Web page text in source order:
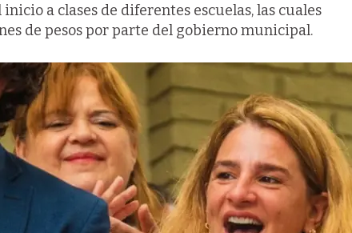
a clases de diferentes escuelas, las cuales
de pesos por parte del gobierno municipal.